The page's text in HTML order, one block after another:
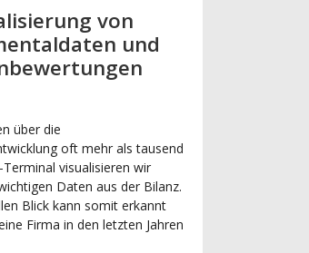
von
und
über die
oft mehr als tausend
visualisieren wir
Daten aus der Bilanz.
Blick kann somit erkannt
Firma in den letzten Jahren